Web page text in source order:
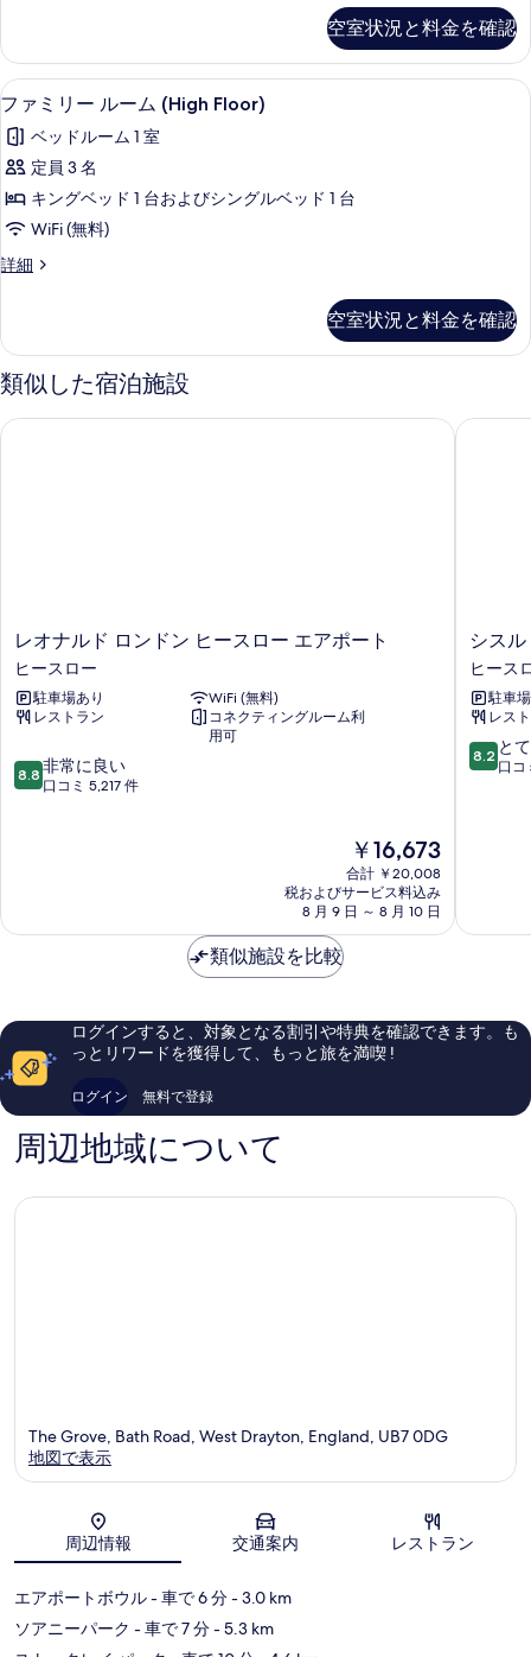
の
写
真
を
表
示
す
る
ム
(Deluxe)
の
す
べ
て
の
写
表
示
す
ー
ル
ー
(Deluxe)
の
細
空室状況と料金を確認
フ
ァ
ミ
リ
ー
ー
(High
Floor)
の
す
表
示
す
る
ファミリー ルーム (High Floor) | 低
1
ファミリー ルーム (High Floor)
ベッドルーム 1 室
定員 3 名
キングベッド 1 台およびシングルベッド 1 台
WiFi (無料)
詳細
フ
ー
ル
ー
(High
空室状況と料金を確認
類似した宿泊施設
レ
オ
ナ
ル
ド
ン
ド
エ
ト
ー
ス
レオナルド ロンドン ヒースロー エアポート
ヒースロー
駐車場あり
WiFi (無料)
レストラン
コネクティングルーム利
用可
10
段
良
ミ
件
件
コ
ミ
8.8 非常に良い
口コミ 5,217 件
現
在
の
料
金
￥16,673
合計 ￥20,008
税およびサービス料込み
8 月 9 日 ～ 8 月 10 日
レオナルド ロンドン ヒースロー エアポート
シ
ス
ル
ロ
ン
ド
ン
ミ
ヒ
ー
シス
ヒース
駐車
レス
10
段
い、
3,608
件
8.2 と
口コ
シスル
類似施設を比較
ログインすると、対象となる割引や特典を確認できます。も
っとリワードを獲得して、もっと旅を満喫 !
ログイン 無料で登録
周辺地域について
地図
The Grove, Bath Road, West Drayton, England, UB7 0DG
地図で表示
周辺情報 交通案内 レストラン
エアポートボウル- 車で 6 分- 3.0 km
ソアニーパーク - 車で 7 分- 5.3 km